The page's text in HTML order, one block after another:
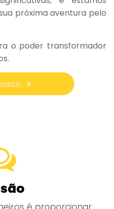
próxima aventura pelo
o poder transformador